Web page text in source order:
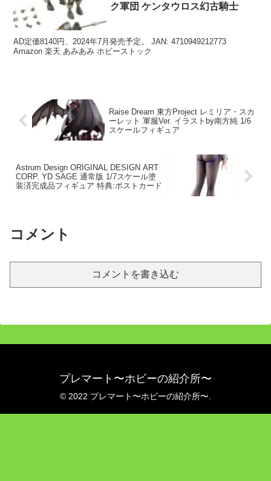
ク軍団 ケンタウロス幻古騎士
AD定価8140円、2024年7月発売予定。 JAN: 4710949212773
Amazon 楽天 あみあみ ホビーストック
Raise Dream 東方Project レミリア・スカ
ーレット 軍服Ver. イラストby南方純 1/6
スケールフィギュア
Astrum Design ORIGINAL DESIGN ART
CORP. YD SAGE 通常版 1/7スケール塗
装済完成品フィギュア 特典:ポストカード
コメント
コメントを書き込む
プレマート〜ホビーの紹介所〜
© 2022 プレマート〜ホビーの紹介所〜.